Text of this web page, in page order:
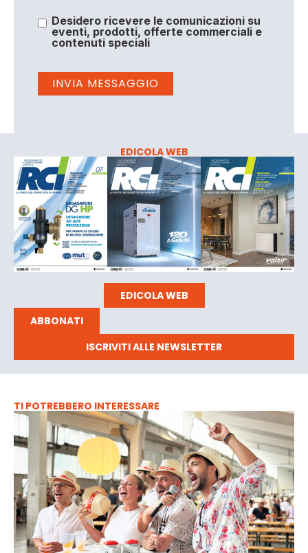
Desidero ricevere le comunicazioni su
eventi, prodotti, offerte commerciali e
contenuti speciali
EDICOLA WEB
EDICOLA WEB
ABBONATI
ISCRIVITI ALLE NEWSLETTER
TI POTREBBERO INTERESSARE